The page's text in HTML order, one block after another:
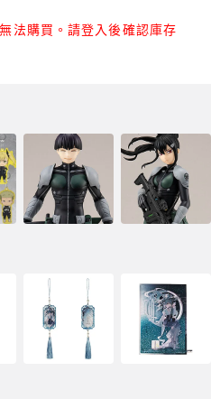
法購買。請登入後確認庫存